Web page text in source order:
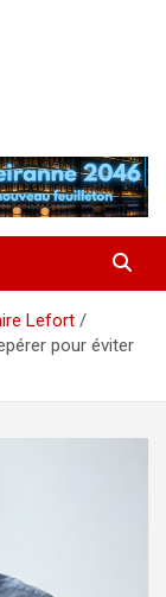
Lefort
pour éviter